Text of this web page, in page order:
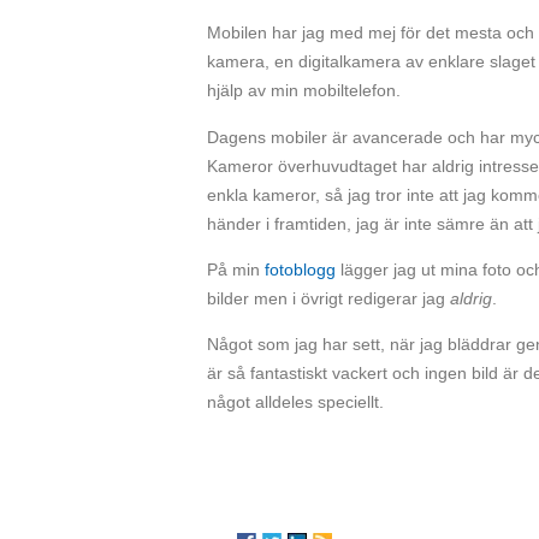
Mobilen har jag med mej för det mesta
kamera, en digitalkamera av enklare
hjälp av min mobiltelefon.
Dagens mobiler är avancerade och har
Kameror överhuvudtaget har aldrig
enkla kameror, så jag tror inte att jag
händer i framtiden, jag är inte sämre än
På min fotoblogg lägger jag ut mina foto
bilder men i övrigt redigerar jag aldrig
Något som jag har sett, när jag bläddrar
är så fantastiskt vackert och ingen bild är
något alldeles speciellt.